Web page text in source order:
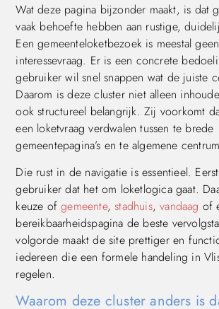
Wat deze pagina bijzonder maakt, is dat
vaak behoefte hebben aan rustige,
Een gemeenteloketbezoek is meestal
interessevraag. Er is een concrete
gebruiker wil snel snappen wat de juiste
Daarom is deze cluster niet alleen
ook structureel belangrijk. Zij voorkomt
een loketvraag verdwalen tussen te brede
gemeentepagina’s en te algemene
Die rust in de navigatie is essentieel.
gebruiker dat het om loketlogica gaat.
keuze ofgemeente,stadhuis,vandaag of
bereikbaarheidspagina de beste
volgorde maakt de site prettiger en
iedereen die een formele handeling in
regelen.
Waarom deze cluster anders is